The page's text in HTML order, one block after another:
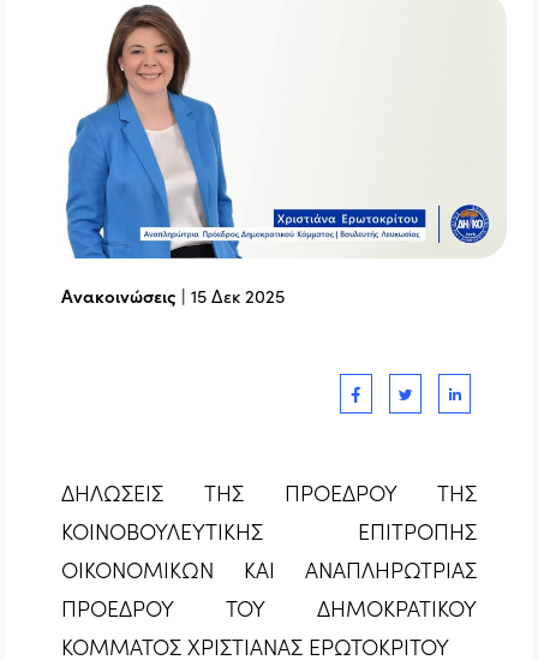
Ανακοινώσεις |15 Δεκ 2025
ΔΗΛΩΣΕΙΣ ΤΗΣ ΠΡΟΕΔΡΟΥ ΤΗΣ
ΚΟΙΝΟΒΟΥΛΕΥΤΙΚΗΣ ΕΠΙΤΡΟΠΗΣ
ΟΙΚΟΝΟΜΙΚΩΝ ΚΑΙ ΑΝΑΠΛΗΡΩΤΡΙΑΣ
ΠΡΟΕΔΡΟΥ ΤΟΥ ΔΗΜΟΚΡΑΤΙΚΟΥ
ΚΟΜΜΑΤΟΣ ΧΡΙΣΤΙΑΝΑΣ ΕΡΩΤΟΚΡΙΤΟΥ